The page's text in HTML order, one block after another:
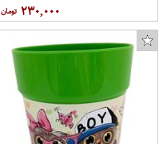
۲۳۰,۰۰۰